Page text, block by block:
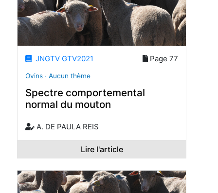
JNGTV GTV2021 Page 77
Ovins · Aucun thème
Spectre comportemental
normal du mouton
A. DE PAULA REIS
Lire l'article